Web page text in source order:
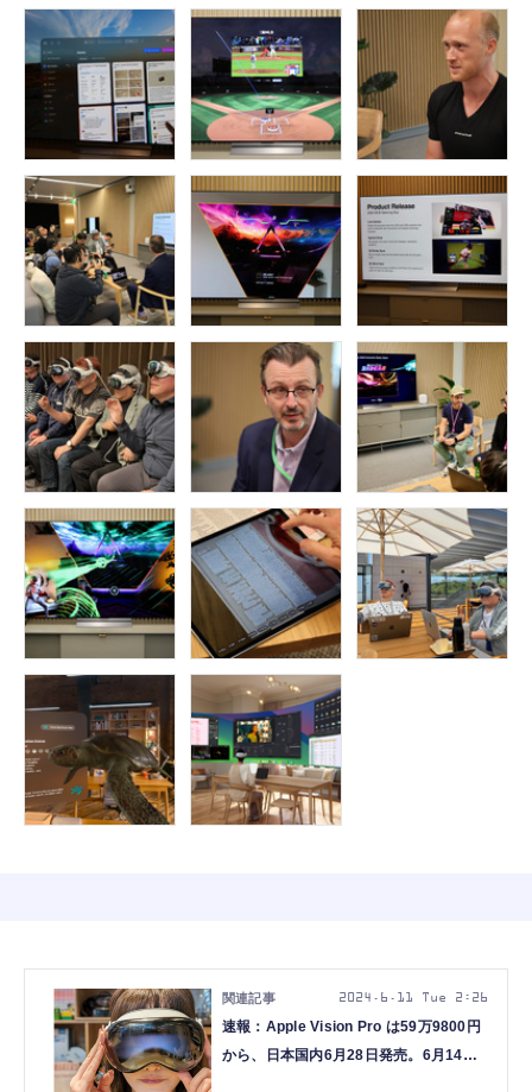
速報：Apple Vision Pro は59万9800円
から、日本国内6月28日発売。6月14日
2024.6.11 Tue 2:26